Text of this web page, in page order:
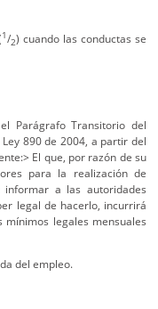
1/2) cuando las conductas se
Parágrafo Transitorio del
890 de 2004, a partir del
El que, por razón de su
para la realización de
a las autoridades
legal de hacerlo, incurrirá
legales mensuales
del empleo.